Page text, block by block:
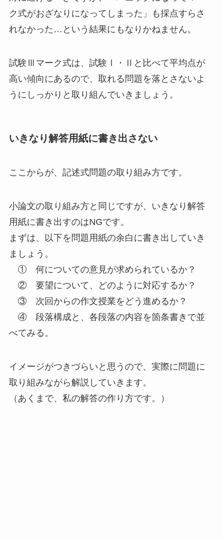
ク式がおざなりになってしまった」も採点すらさ
れなかった…という結果にもなりかねません。
試験Ⅲマーク式は、試験Ⅰ・Ⅱと比べて平均点が
高い傾向にあるので、取れる問題を落とさないよ
うにしっかりと取り組んでいきましょう。
いきなり解答用紙に書き出さない
ここからが、記述式問題の取り組み方です。
小論文の取り組み方と同じですが、いきなり解答
用紙に書き出すのはNGです。
まずは、以下を問題用紙の余白に書き出していき
ましょう。
① 何についての意見が求められているか？
② 要望について、どのように対応するか？
③ 次回からの作文授業をどう進めるか？
④ 段落構成と、各段落の内容を箇条書きで並
べてみる。
イメージがつきづらいと思うので、実際に問題に
取り組みながら解説していきます。
（あくまで、私の解答の作り方です。）